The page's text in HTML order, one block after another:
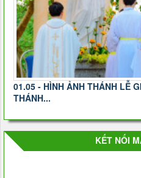
01.05 - HÌNH ẢNH THÁNH LỄ
THÁNH...
KẾT NỐI